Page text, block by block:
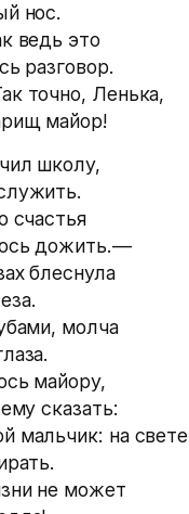
нос.
ведь это
разговор.
точно, Ленька,
майор!
школу,
счастья
дожить.—
блеснула
молча
майору,
сказать:
мальчик: на свете
не может